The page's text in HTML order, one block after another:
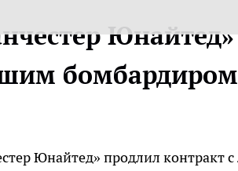
Юнайтед» продлил